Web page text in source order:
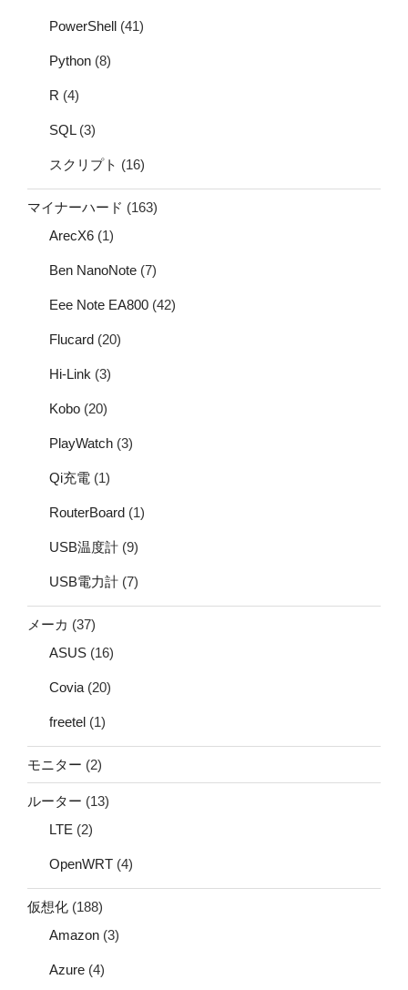
PowerShell (41)
Python (8)
R (4)
SQL(3)
スクリプト (16)
マイナーハード (163)
ArecX6 (1)
Ben NanoNote (7)
Eee Note EA800 (42)
Flucard (20)
Hi-Link (3)
Kobo (20)
PlayWatch (3)
Qi充電 (1)
RouterBoard (1)
USB温度計 (9)
USB電力計 (7)
メーカ (37)
ASUS (16)
Covia (20)
freetel (1)
モニター (2)
ルーター (13)
LTE (2)
OpenWRT (4)
仮想化 (188)
Amazon (3)
Azure (4)